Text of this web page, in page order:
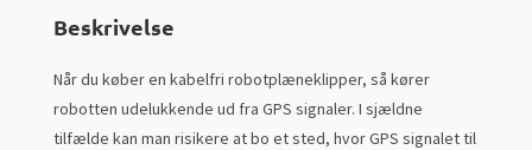
Beskrivelse
Når du køber en kabelfri robotplæneklipper, så kører
robotten udelukkende ud fra GPS signaler. I sjældne
tilfælde kan man risikere at bo et sted, hvor GPS signalet til